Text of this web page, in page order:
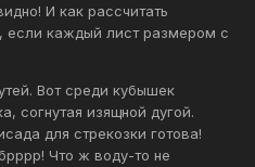
И как рассчитать
если каждый лист размером с
Вот среди кубышек
согнутая изящной дугой.
для стрекозки готова!
Что ж воду-то не